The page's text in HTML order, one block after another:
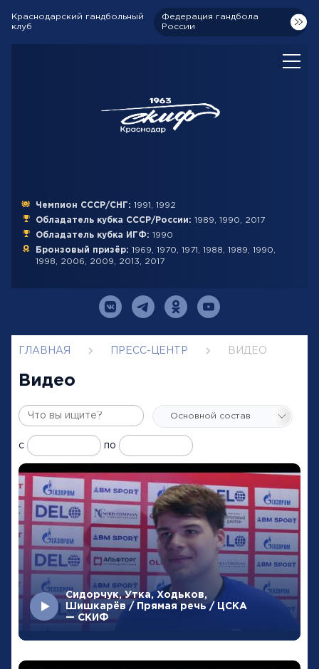
Краснодарский гандбольный
клуб
Федерация гандбола
России
Чемпион СССР/СНГ: 1991, 1992
Обладатель кубка СССР/России: 1989, 1990, 2017
Обладатель кубка ИГФ: 1990
Бронзовый призёр: 1969, 1970, 1971, 1988, 1989, 1990,
1998, 2006, 2009, 2013, 2017
ГЛАВНАЯ ПРЕСС-ЦЕНТР ВИДЕО
Видео
с по
Сидорчук, Утка, Ходьков,
Шишкарёв / Прямая речь / ЦСКА
— СКИФ